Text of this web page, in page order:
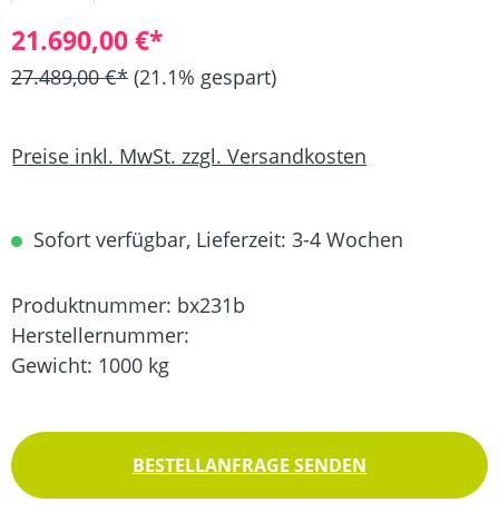
21.690,00 €*
27.489,00 €* (21.1% gespart)
Preise inkl. MwSt. zzgl. Versandkosten
Sofort verfügbar, Lieferzeit: 3-4 Wochen
Produktnummer: bx231b
Herstellernummer:
Gewicht: 1000 kg
BESTELLANFRAGE SENDEN